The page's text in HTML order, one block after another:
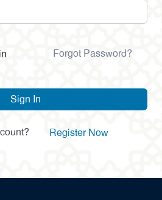
Forgot Password?
Sign In
Register Now